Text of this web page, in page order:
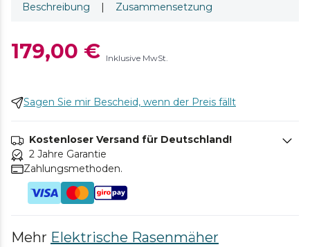
Beschreibung | Zusammensetzung
179,00 € Inklusive MwSt.
Sagen Sie mir Bescheid, wenn der Preis fällt
Kostenloser Versand für Deutschland!
2 Jahre Garantie
Zahlungsmethoden.
Mehr Elektrische Rasenmäher